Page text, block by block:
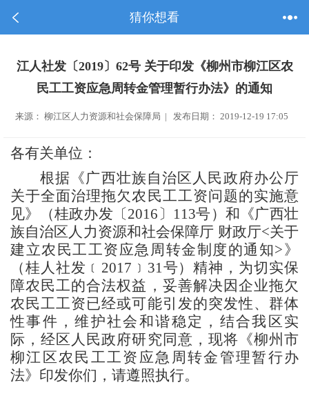
猜你想看
江人社发〔2019〕62号 关于印发《柳州市柳江区农
民工工资应急周转金管理暂行办法》的通知
来源： 柳江区人力资源和社会保障局 | 发布日期： 2019-12-19 17:05
各有关单位 ：
根据 《广西壮族自治区人民政府办公厅
关于全面治理拖欠农民工工资问题的实施意
见》（桂政办发〔2016 〕 113号）和 《广西壮
族自治区人力资源和社会保障厅 财政厅<关于
建立农民工工资应急周转金制度的通知>》
（桂人社发 ﹝ 2017 ﹞ 31号）精神 ， 为切实保
障农民工的合法权益，妥善解决因企业拖欠
农民工工资已经或可能引发的突发性、 群体
性事件，维护社会和谐稳定，结合我区实
际，经区人民政府研究同意，现将 《柳州市
柳江区农民工工资应急周转金管理暂行办
法》 印发你们 ， 请遵照执行。